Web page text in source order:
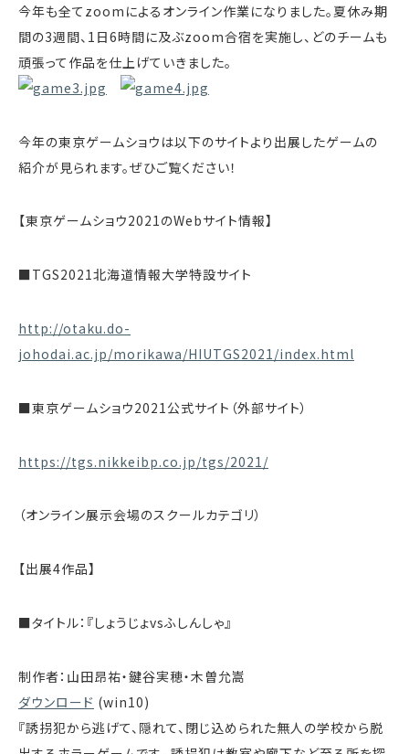
今年も全てzoomによるオンライン作業になりました。夏休み期
間の3週間、1日6時間に及ぶzoom合宿を実施し、どのチームも
頑張って作品を仕上げていきました。
今年の東京ゲームショウは以下のサイトより出展したゲームの
紹介が見られます。ぜひご覧ください！
【東京ゲームショウ2021のWebサイト情報】
■TGS2021北海道情報大学特設サイト
http://otaku.do-
johodai.ac.jp/morikawa/HIUTGS2021/index.html
■東京ゲームショウ2021公式サイト（外部サイト）
https://tgs.nikkeibp.co.jp/tgs/2021/
（オンライン展示会場のスクールカテゴリ）
【出展4作品】
■タイトル：『しょうじょvsふしんしゃ』
制作者：山田昂祐・鍵谷実穂・木曽允嵩
ダウンロード (win10)
『誘拐犯から逃げて、隠れて、閉じ込められた無人の学校から脱